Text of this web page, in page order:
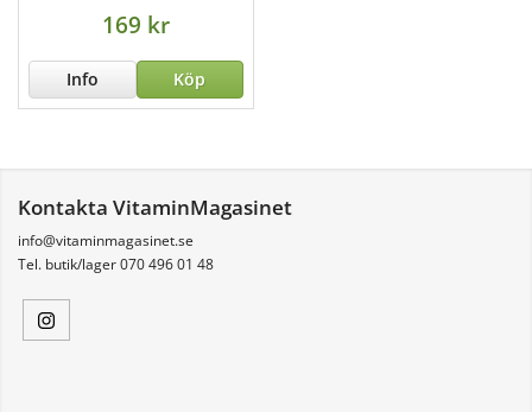
169 kr
Info Köp
Kontakta VitaminMagasinet
info@vitaminmagasinet.se
Tel. butik/lager 070 496 01 48